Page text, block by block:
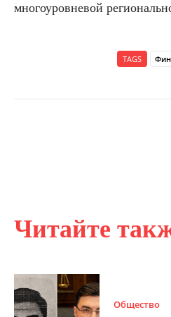
Читайте
Общество
многоуровневой
TAGS